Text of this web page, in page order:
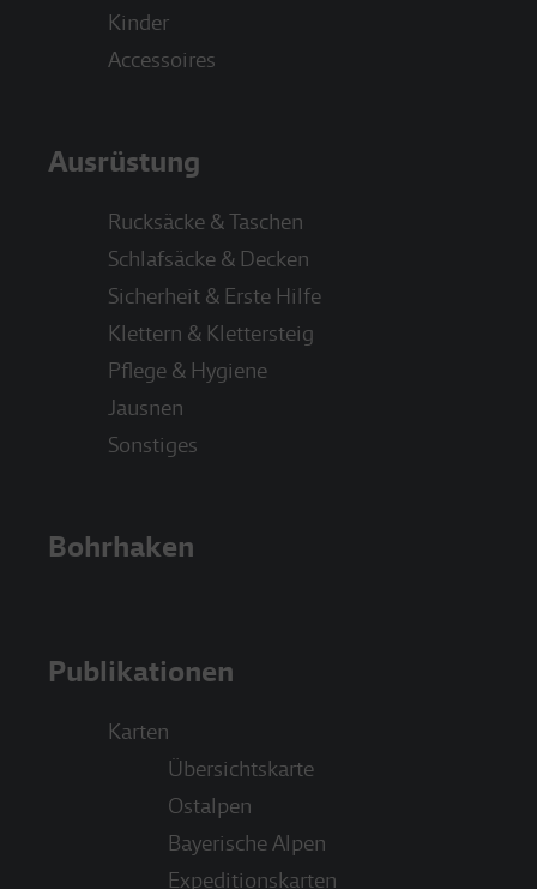
Kinder
Accessoires
Ausrüstung
Rucksäcke & Taschen
Schlafsäcke & Decken
Sicherheit & Erste Hilfe
Klettern & Klettersteig
Pflege & Hygiene
Jausnen
Sonstiges
Bohrhaken
Publikationen
Karten
Übersichtskarte
Ostalpen
Bayerische Alpen
Expeditionskarten